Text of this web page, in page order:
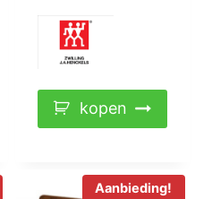
kopen
Aanbieding!